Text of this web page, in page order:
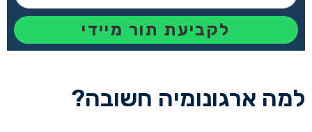
לקביעת תור מיידי
למה ארגונומיה חשובה?